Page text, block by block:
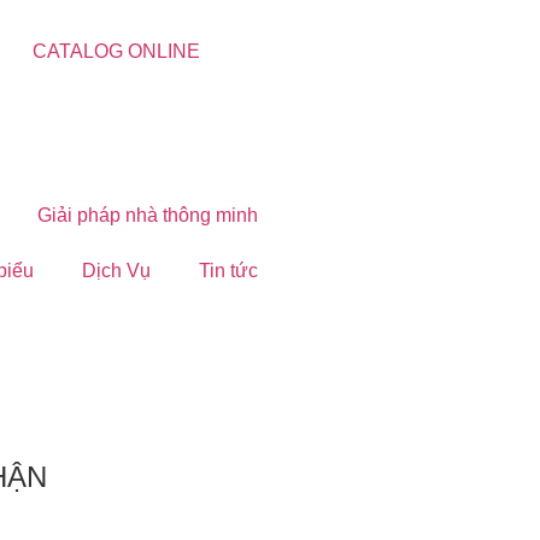
CATALOG ONLINE
Giải pháp nhà thông minh
Dịch Vụ Tin tức